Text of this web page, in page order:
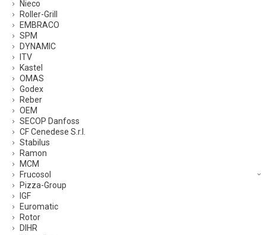
Nieco
Roller-Grill
EMBRACO
SPM
DYNAMIC
ITV
Kastel
OMAS
Godex
Reber
OEM
SECOP Danfoss
CF Cenedese S.r.l.
Stabilus
Ramon
MCM
Frucosol
Pizza-Group
IGF
Euromatic
Rotor
DIHR